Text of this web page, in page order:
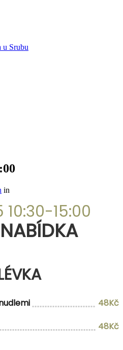
in
10:30-15:00
48Kč
48Kč